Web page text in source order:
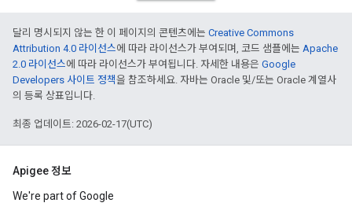
달리 명시되지 않는 한 이 페이지의 콘텐츠에는 Creative Commons
Attribution 4.0 라이선스에 따라 라이선스가 부여되며, 코드 샘플에는 Apache
2.0 라이선스에 따라 라이선스가 부여됩니다. 자세한 내용은 Google
Developers 사이트 정책을 참조하세요. 자바는 Oracle 및/또는 Oracle 계열사
의 등록 상표입니다.
최종 업데이트: 2026-02-17(UTC)
Apigee 정보
We're part of Google